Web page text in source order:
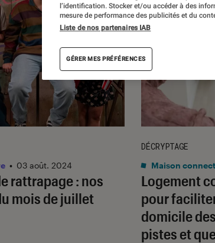
rattrapage : nos
mois de juillet
• 03 août. 2024
Logement
pour
domicile
pistes et
DÉCRYPTAGE
Maison
l’identification. Stocker et/ou accéder à des
mesure de performance des publicités et du
Liste de nos partenaires IAB
GÉRER MES PRÉFÉRENCES